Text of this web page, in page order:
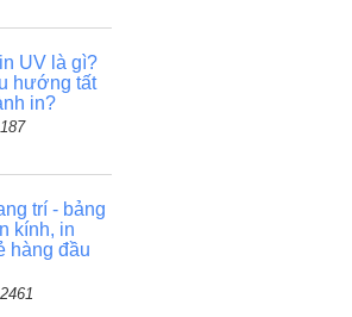
UV là gì?
hướng tất
in?
187
trí - bảng
kính, in
hàng đầu
2461